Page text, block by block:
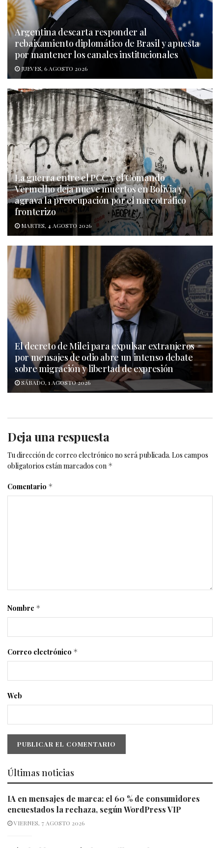
Argentina descarta responder al
rebaixamiento diplomático de Brasil y apuesta
por mantener los canales institucionales
JUEVES, 6 AGOSTO 2026
La guerra entre el PCC y el Comando
Vermelho deja nueve muertos en Bolivia y
agrava la preocupación por el narcotráfico
fronterizo
MARTES, 4 AGOSTO 2026
El decreto de Milei para expulsar extranjeros
por mensajes de odio abre un intenso debate
sobre migración y libertad de expresión
SÁBADO, 1 AGOSTO 2026
Deja una respuesta
Tu dirección de correo electrónico no será publicada. Los campos
obligatorios están marcados con *
Comentario *
Nombre *
Correo electrónico *
Web
Últimas noticias
IA en mensajes de marca: el 60 % de consumidores
encuestados la rechaza, según WordPress VIP
VIERNES, 7 AGOSTO 2026